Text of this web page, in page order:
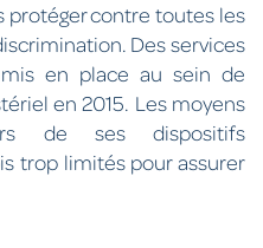
contre toutes les
Des services
en place au sein de
en 2015. Les moyens
de ses dispositifs
trop limités pour assurer